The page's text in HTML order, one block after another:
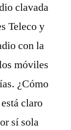
clavada
Teleco y
con la
móviles
¿Cómo
claro
sí sola